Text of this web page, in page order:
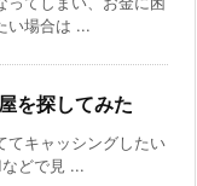
い場合は ...
を探してみた
てキャッシングしたい
どで見 ...